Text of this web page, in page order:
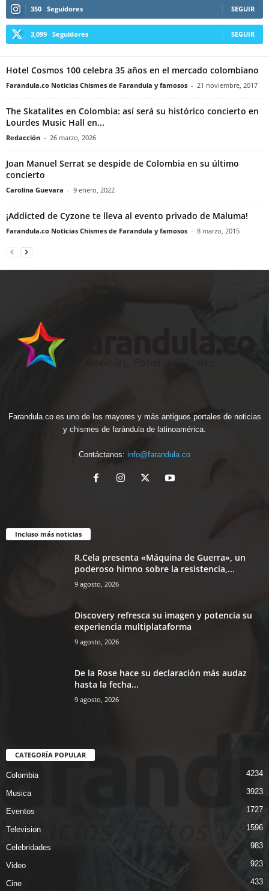
350 Seguidores SEGUIR
3,099 Seguidores SEGUIR
Hotel Cosmos 100 celebra 35 años en el mercado colombiano
Farandula.co Noticias Chismes de Farandula y famosos - 21 noviembre, 2017
The Skatalites en Colombia: así será su histórico concierto en
Lourdes Music Hall en...
Redacción - 26 marzo, 2026
Joan Manuel Serrat se despide de Colombia en su último
concierto
Carolina Guevara - 9 enero, 2022
¡Addicted de Cyzone te lleva al evento privado de Maluma!
Farandula.co Noticias Chismes de Farandula y famosos - 8 marzo, 2015
Farandula.co es uno de los mayores y más antiguos portales de noticias
y chismes de farándula de latinoamérica.
Contáctanos: info@farandula.co
Incluso más noticias
R.Cela presenta «Máquina de Guerra», un
poderoso himno sobre la resistencia,...
9 agosto, 2026
Discovery refresca su imagen y potencia su
experiencia multiplataforma
9 agosto, 2026
De la Rose hace su declaración más audaz
hasta la fecha...
9 agosto, 2026
CATEGORÍA POPULAR
Colombia 4234
Musica 3923
Eventos 1727
Television 1596
Celebridades 983
Video 923
Cine 433